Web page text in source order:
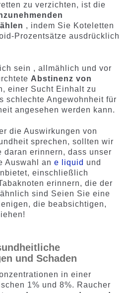
zu verzichten, ist die
, indem Sie Koteletten
Prozentsätze ausdrücklich
sein , allmählich und vor
Abstinenz von
einer Sucht Einhalt zu
schlechte Angewohnheit für
angesehen werden kann.
die Auswirkungen von
sprechen, sollten wir
daran erinnern, dass unser
Auswahl an e liquid und
einschließlich
erinnern, die der
sind Seien Sie eine
die beabsichtigen,
und Schaden
in einer
1% und 8%. Raucher